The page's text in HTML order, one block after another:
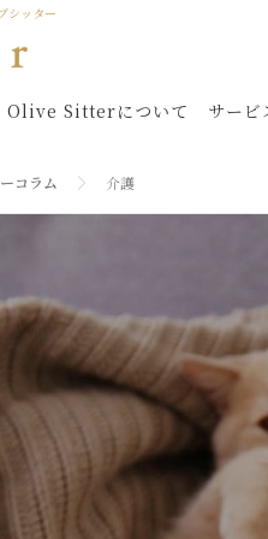
シッター
Olive Sitterについて サービ
コラム 介護